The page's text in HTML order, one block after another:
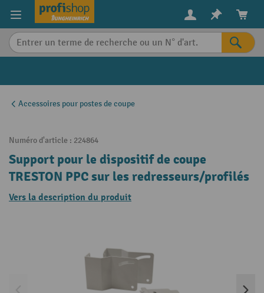
content
Accessoires pour postes de coupe
Numéro d'article : 224864
Support pour le dispositif de coupe
TRESTON PPC sur les redresseurs/profilés
Vers la description du produit